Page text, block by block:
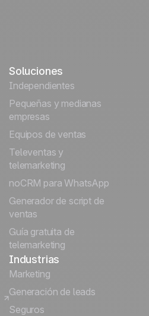
Soluciones
Independientes
Pequeñas y medianas
empresas
Equipos de ventas
Televentas y
telemarketing
noCRM para WhatsApp
Generador de script de
ventas
Guía gratuita de
telemarketing
Industrias
Marketing
Generación de leads
Seguros